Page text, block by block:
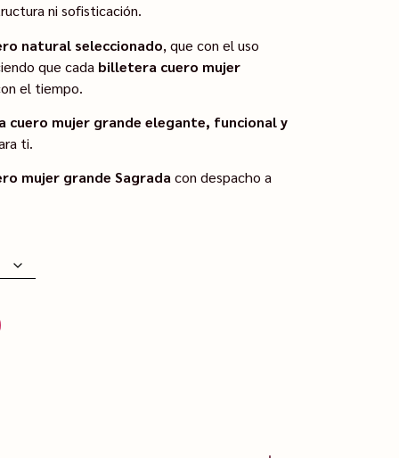
ni sofisticación.
natural seleccionado, que con el uso
que cada billetera cuero mujer
el tiempo.
cuero mujer grande elegante, funcional y
ti.
mujer grande Sagradacon despacho a